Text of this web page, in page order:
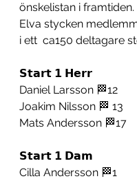
önskelistan i framtiden.
Elva stycken
i ett  ca150 deltagare
𝗦𝘁𝗮𝗿𝘁 𝟭 𝗛𝗲𝗿𝗿
Daniel Larsson 🏁12
Joakim Nilsson 🏁 13
Mats Andersson 🏁17
𝗦𝘁𝗮𝗿𝘁 𝟭 𝗗𝗮𝗺
Cilla Andersson 🏁1